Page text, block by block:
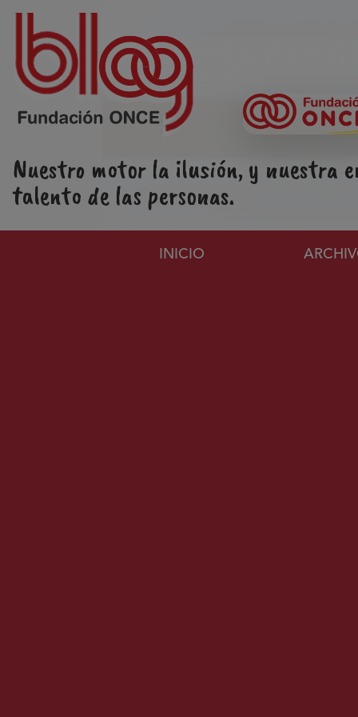
Pasar al contenido principal
Nuestro motor la ilusión, y nuestra
talento de las personas.
Navegación
INICIO